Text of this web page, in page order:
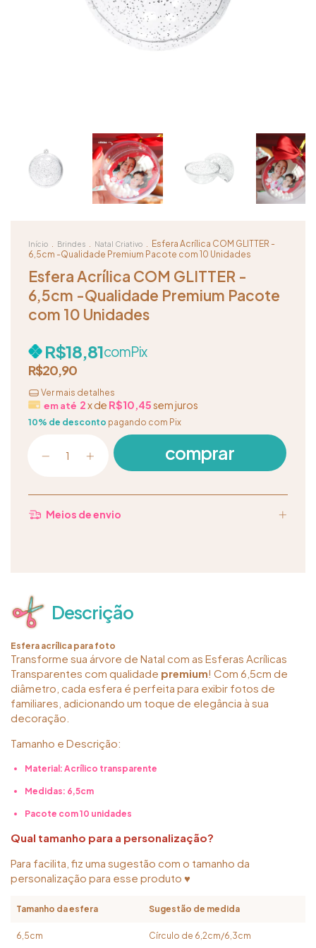
Início . Brindes . Natal Criativo . Esfera Acrílica COM GLITTER -
6,5cm -Qualidade Premium Pacote com 10 Unidades
Esfera Acrílica COM GLITTER -
6,5cm -Qualidade Premium Pacote
com 10 Unidades
R$20,90
R$18,81comPix
2x de R$10,45sem juros
10% de desconto pagando com Pix
Ver mais detalhes
Meios de envio
Descrição
Esfera acrílica para foto
Transforme sua árvore de Natal com as Esferas Acrílicas
Transparentes com qualidade premium! Com 6,5cm de
diâmetro, cada esfera é perfeita para exibir fotos de
familiares, adicionando um toque de elegância à sua
decoração.
Tamanho e Descrição:
Material: Acrílico transparente
Medidas: 6,5cm
Pacote com 10 unidades
Qual tamanho para a personalização?
Para facilita, fiz uma sugestão com o tamanho da
personalização para esse produto ♥
Tamanho da esfera Sugestão de medida
6,5cm Círculo de 6,2cm/6,3cm